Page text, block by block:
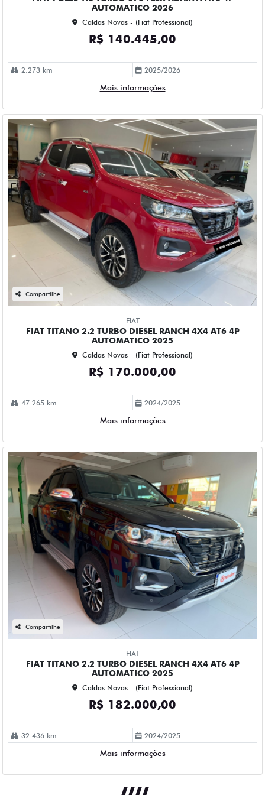
AUTOMATICO 2026
Caldas Novas - (Fiat Professional)
R$ 140.445,00
2.273 km 2025/2026
Mais informações
Compartilhe
FIAT
FIAT TITANO 2.2 TURBO DIESEL RANCH 4X4 AT6 4P
AUTOMATICO 2025
Caldas Novas - (Fiat Professional)
R$ 170.000,00
47.265 km 2024/2025
Mais informações
Compartilhe
FIAT
FIAT TITANO 2.2 TURBO DIESEL RANCH 4X4 AT6 4P
AUTOMATICO 2025
Caldas Novas - (Fiat Professional)
R$ 182.000,00
32.436 km 2024/2025
Mais informações